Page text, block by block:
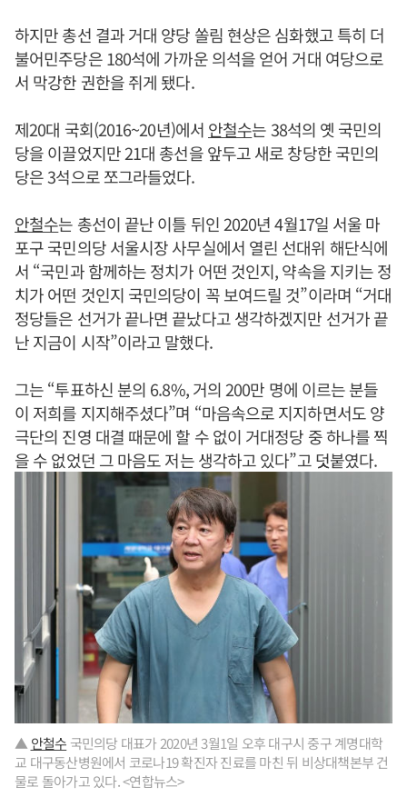
하지만 총선 결과 거대 양당 쏠림 현상은 심화했고 특히 더
불어민주당은 180석에 가까운 의석을 얻어 거대 여당으로
서 막강한 권한을 쥐게 됐다.
제20대 국회(2016~20년)에서 안철수는 38석의 옛 국민의
당을 이끌었지만 21대 총선을 앞두고 새로 창당한 국민의
당은 3석으로 쪼그라들었다.
안철수는 총선이 끝난 이틀 뒤인 2020년 4월17일 서울 마
포구 국민의당 서울시장 사무실에서 열린 선대위 해단식에
서 “국민과 함께하는 정치가 어떤 것인지, 약속을 지키는 정
치가 어떤 것인지 국민의당이 꼭 보여드릴 것”이라며 “거대
정당들은 선거가 끝나면 끝났다고 생각하겠지만 선거가 끝
난 지금이 시작”이라고 말했다.
그는 “투표하신 분의 6.8%, 거의 200만 명에 이르는 분들
이 저희를 지지해주셨다”며 “마음속으로 지지하면서도 양
극단의 진영 대결 때문에 할 수 없이 거대정당 중 하나를 찍
을 수 없었던 그 마음도 저는 생각하고 있다”고 덧붙였다.
▲ 안철수 국민의당 대표가 2020년 3월1일 오후 대구시 중구 계명대학
교 대구동산병원에서 코로나19 확진자 진료를 마친 뒤 비상대책본부 건
물로 돌아가고 있다. <연합뉴스>